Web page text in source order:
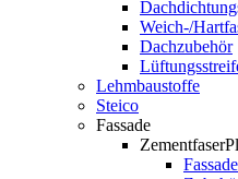
Weich-/
Dachzubehör
Lehmbaustoffe
Steico
Fassade